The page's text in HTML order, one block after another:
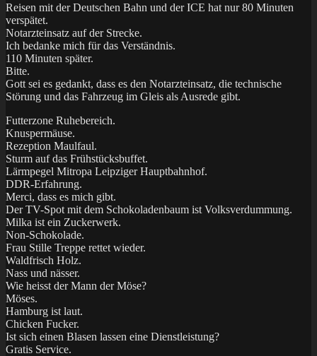
Reisen mit der Deutschen Bahn und der ICE hat nur 80 Minuten
verspätet.
Notarzteinsatz auf der Strecke.
Ich bedanke mich für das Verständnis.
110 Minuten später.
Bitte.
Gott sei es gedankt, dass es den Notarzteinsatz, die technische
Störung und das Fahrzeug im Gleis als Ausrede gibt.
Futterzone Ruhebereich.
Knuspermäuse.
Rezeption Maulfaul.
Sturm auf das Frühstücksbuffet.
Lärmpegel Mitropa Leipziger Hauptbahnhof.
DDR-Erfahrung.
Merci, dass es mich gibt.
Der TV-Spot mit dem Schokoladenbaum ist Volksverdummung.
Milka ist ein Zuckerwerk.
Non-Schokolade.
Frau Stille Treppe rettet wieder.
Waldfrisch Holz.
Nass und nässer.
Wie heisst der Mann der Möse?
Möses.
Hamburg ist laut.
Chicken Fucker.
Ist sich einen Blasen lassen eine Dienstleistung?
Gratis Service.